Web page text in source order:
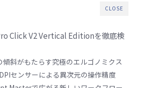
CLOSE
Click V2 Vertical Editionを徹底検
傾斜がもたらす究極のエルゴノミクス
センサーによる異次元の操作精度